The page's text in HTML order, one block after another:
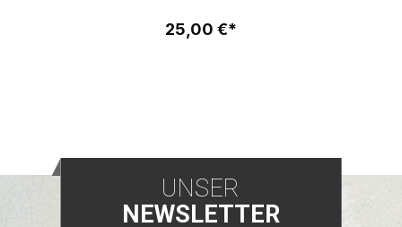
25,00 €*
UNSER
NEWSLETTER